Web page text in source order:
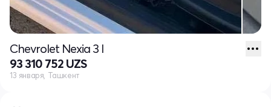
Chevrolet Nexia 3 I
93 310 752 UZS
13 января, Ташкент